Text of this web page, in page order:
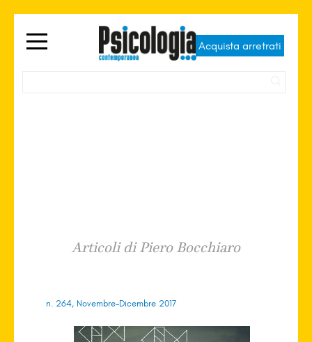
Acquista arretrati
Articoli di Piero Bocchiaro
n. 264, Novembre-Dicembre 2017